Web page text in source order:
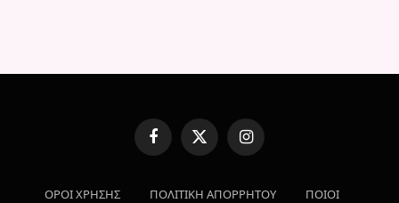
Facebook
X
Instagram
ΟΡΟΙ ΧΡΗΣΗΣ ΠΟΛΙΤΙΚΗ ΑΠΟΡΡΗΤΟΥ ΠΟΙΟΙ